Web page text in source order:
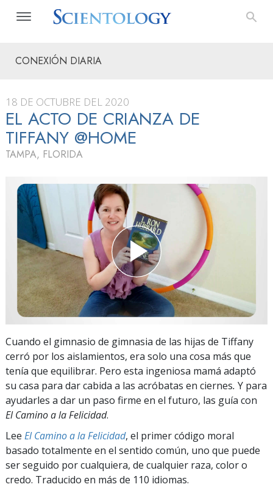
CONEXIÓN DIARIA
18 DE OCTUBRE DEL 2020
EL ACTO DE CRIANZA DE
TIFFANY @HOME
TAMPA, FLORIDA
Cuando el gimnasio de gimnasia de las hijas de Tiffany
cerró por los aislamientos, era solo una cosa más que
tenía que equilibrar. Pero esta ingeniosa mamá adaptó
su casa para dar cabida a las acróbatas en ciernes. Y para
ayudarles a dar un paso firme en el futuro, las guía con
El Camino a la Felicidad.
Lee El Camino a la Felicidad, el primer código moral
basado totalmente en el sentido común, uno que puede
ser seguido por cualquiera, de cualquier raza, color o
credo. Traducido en más de 110 idiomas.